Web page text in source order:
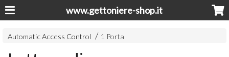
www.gettoniere-shop.it
Automatic Access Control 1 Porta